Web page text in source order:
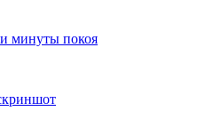
минуты покоя